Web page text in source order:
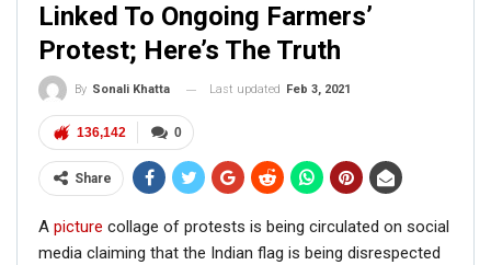
Linked To Ongoing Farmers’
Protest; Here’s The Truth
By Sonali Khatta Last updated Feb 3, 2021
0
136,142
Share
A picture collage of protests is being circulated on social
media claiming that the Indian flag is being disrespected